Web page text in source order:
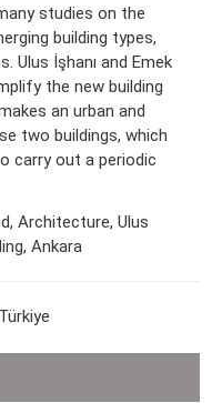
studies on the
building types,
Ulus İşhanı and Emek
the new building
an urban and
two buildings, which
carry out a periodic
Architecture, Ulus
Ankara